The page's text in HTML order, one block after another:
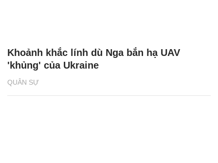
QUÂN SỰ
Khoảnh khắc lính dù Nga bắn hạ UAV
'khủng' của Ukraine